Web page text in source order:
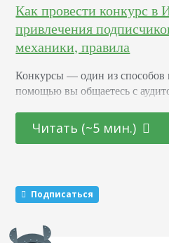
Как провести конкурс в
привлечения
механики, правила
Конкурсы –– один из
помощью вы общаетесь с
что вы обещаете участникам
или иным образом расскажут о
механики, которые
Читать (~5 мин.)
Подписаться